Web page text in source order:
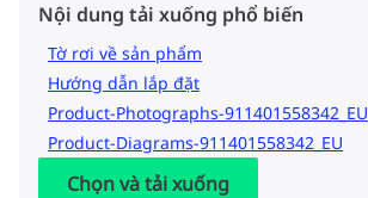
Nội dung tải xuống phổ biến
Tờ rơi về sản phẩm
Hướng dẫn lắp đặt
Product-Photographs-911401558342_EU
Product-Diagrams-911401558342_EU
Chọn và tải xuống